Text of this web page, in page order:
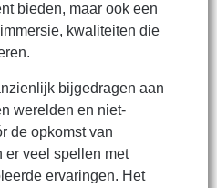
bieden, maar ook een
kwaliteiten die
bijgedragen aan
werelden en niet-
de opkomst van
er veel spellen met
ervaringen. Het